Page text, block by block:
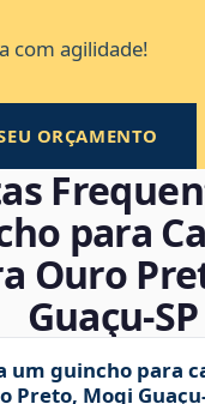
com agilidade!
ORÇAMENTO
para
Ouro
Guaçu‑SP
um guincho para
Preto, Mogi